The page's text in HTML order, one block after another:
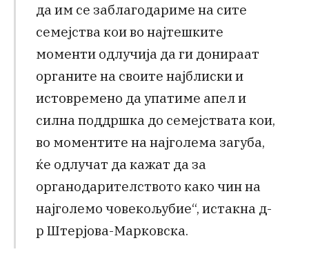
да им се заблагодариме на сите
семејства кои во најтешките
моменти одлучија да ги донираат
органите на своите најблиски и
истовремено да упатиме апел и
силна поддршка до семејствата кои,
во моментите на најголема загуба,
ќе одлучат да кажат да за
органодарителството како чин на
најголемо човекољубие“, истакна д-
р Штерјова-Марковска.